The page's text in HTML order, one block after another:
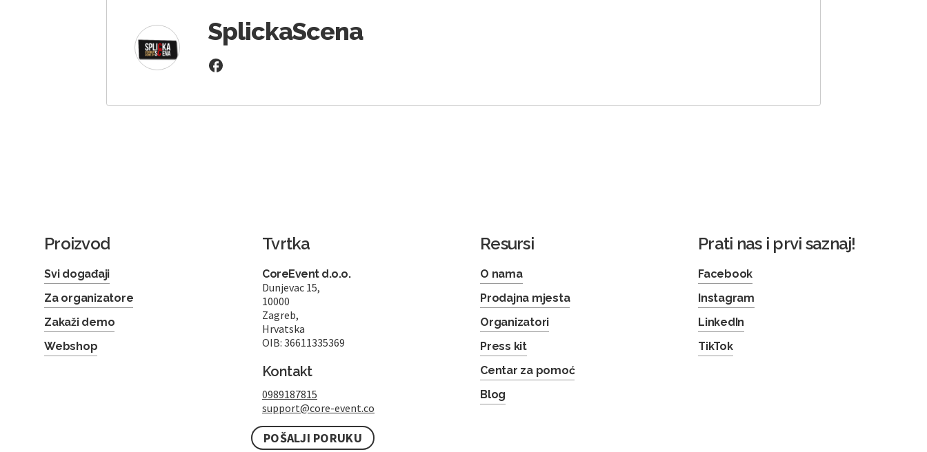
SplickaScena
Proizvod
Svi događaji
Za organizatore
Zakaži demo
Webshop
Tvrtka
CoreEvent d.o.o.
Dunjevac 15,
10000
Zagreb,
Hrvatska
OIB: 36611335369
Kontakt
0989187815
support@core-event.co
POŠALJI PORUKU
Resursi
O nama
Prodajna mjesta
Organizatori
Press kit
Centar za pomoć
Blog
Prati nas i prvi saznaj!
Facebook
Instagram
LinkedIn
TikTok